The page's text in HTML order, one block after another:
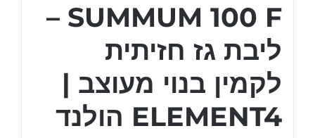
SUMMUM 100 F –
ליבת גז חזיתית
לקמין בנוי מעוצב |
ELEMENT4 הולנד